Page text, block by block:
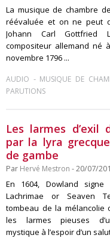
La musique de chambre
réévaluée et on ne peut
Johann Carl Gottfried
compositeur allemand né
novembre 1796 ...
AUDIO - MUSIQUE DE
PARUTIONS
Les larmes d’exil
par la lyra
de gambe
Par Hervé Mestron - 20/07/
En 1604, Dowland
Lachrimae or Seaven
tombeau de la mélancolie
les larmes pieuses
mystique à l’espoir d’un